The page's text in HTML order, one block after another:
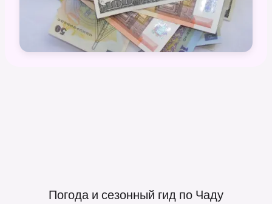
Погода и сезонный гид по Чаду